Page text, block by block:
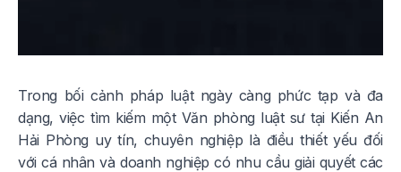
Trong bối cảnh pháp luật ngày càng phức tạp và đa
dạng, việc tìm kiếm một Văn phòng luật sư tại Kiến An
Hải Phòng uy tín, chuyên nghiệp là điều thiết yếu đối
với cá nhân và doanh nghiệp có nhu cầu giải quyết các